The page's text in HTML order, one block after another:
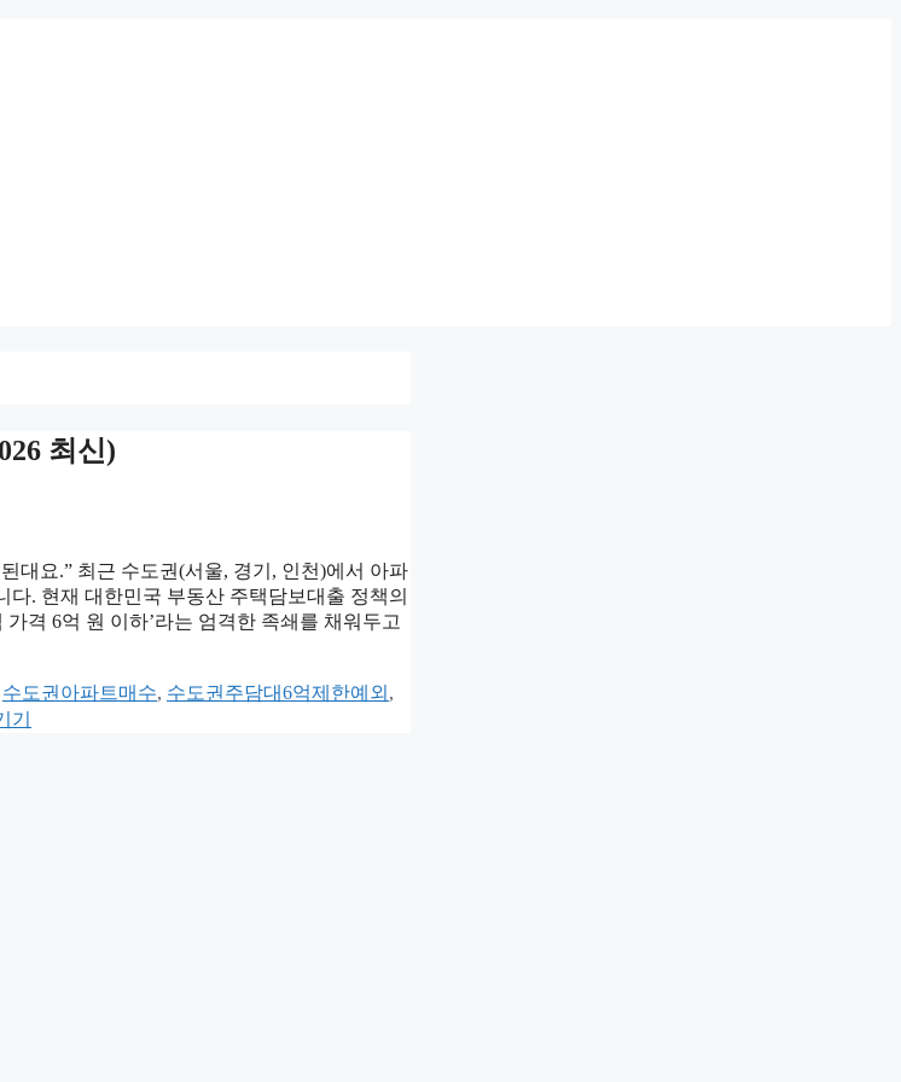
최신)
대요.” 최근 수도권(서울, 경기, 인천)에서 아파
. 현재 대한민국 부동산 주택담보대출 정책의
격 6억 원 이하’라는 엄격한 족쇄를 채워두고
수도권아파트매수, 수도권주담대6억제한예외 ,
기